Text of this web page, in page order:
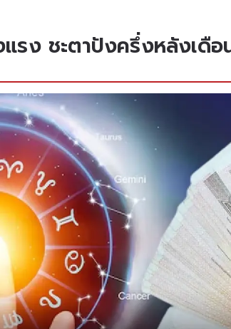
ง ชะตาปังครึ่งหลังเดือ